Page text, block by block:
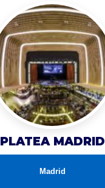
PLATEA MADRID
Madrid